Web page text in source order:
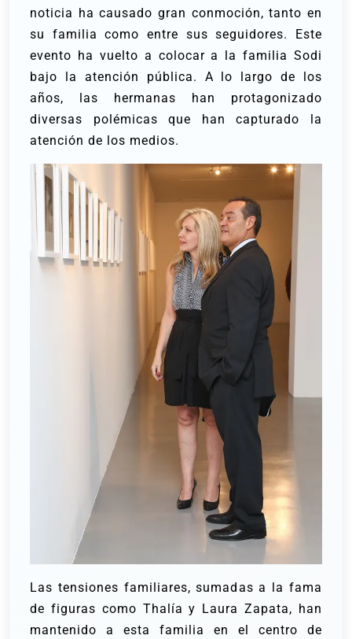
noticia ha causado gran conmoción, tanto en
su familia como entre sus seguidores. Este
evento ha vuelto a colocar a la familia Sodi
bajo la atención pública. A lo largo de los
años, las hermanas han protagonizado
diversas polémicas que han capturado la
atención de los medios.
Las tensiones familiares, sumadas a la fama
de figuras como Thalía y Laura Zapata, han
mantenido a esta familia en el centro de